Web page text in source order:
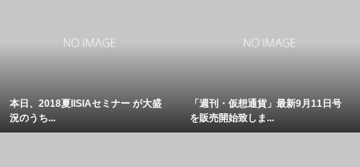
本日、2018夏IISIAセミナー が大盛
況のうち...
「週刊・仮想通貨」最新9月11日号
を販売開始致しま...